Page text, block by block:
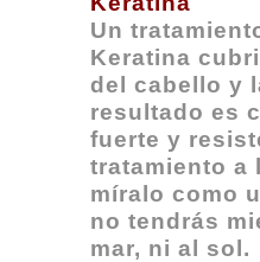
Un
Keratina
del cabello y
resultado es
fuerte y
tratamiento a
míralo como
no tendrás
mar, ni al sol.